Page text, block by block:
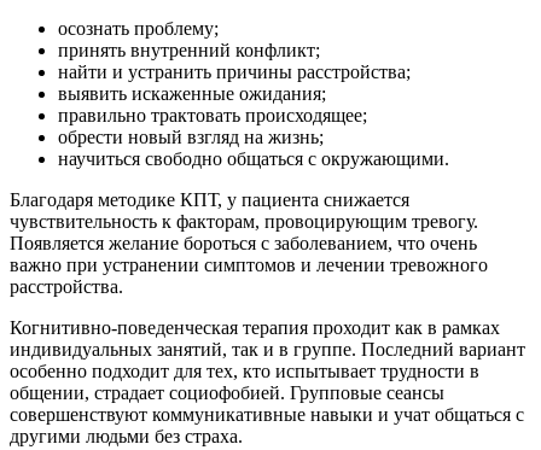
осознать проблему;
принять внутренний конфликт;
найти и устранить причины расстройства;
выявить искаженные ожидания;
правильно трактовать происходящее;
обрести новый взгляд на жизнь;
научиться свободно общаться с окружающими.
Благодаря методике КПТ, у пациента снижается
чувствительность к факторам, провоцирующим тревогу.
Появляется желание бороться с заболеванием, что очень
важно при устранении симптомов и лечении тревожного
расстройства.
Когнитивно-поведенческая терапия проходит как в рамках
индивидуальных занятий, так и в группе. Последний вариант
особенно подходит для тех, кто испытывает трудности в
общении, страдает социофобией. Групповые сеансы
совершенствуют коммуникативные навыки и учат общаться с
другими людьми без страха.